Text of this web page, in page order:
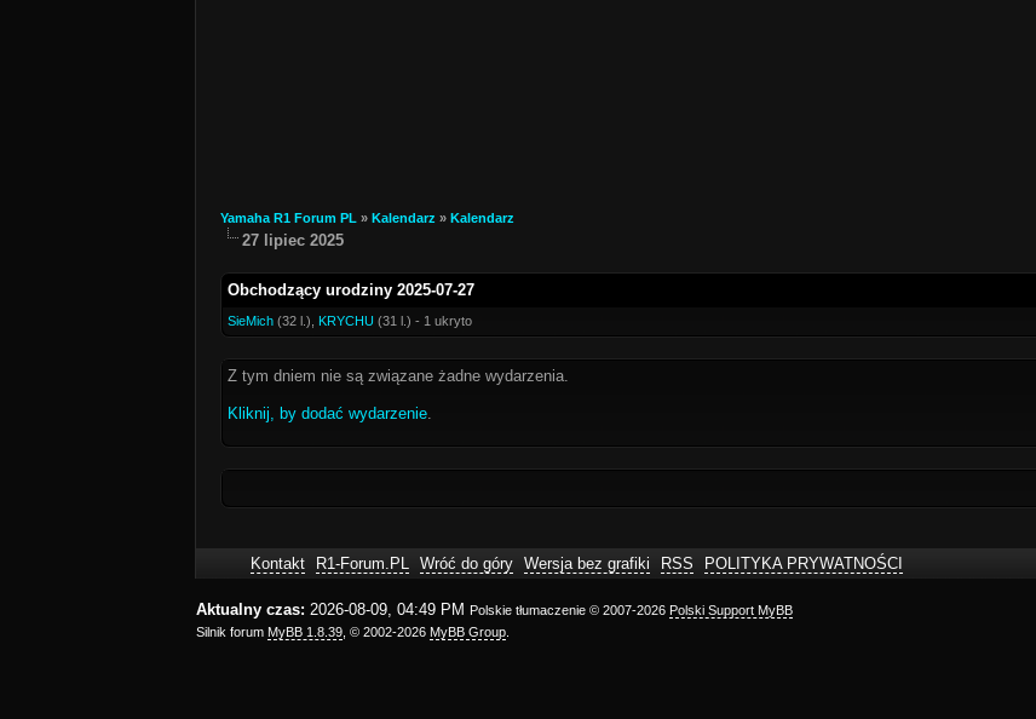
Yamaha R1 Forum PL » Kalendarz » Kalendarz
27 lipiec 2025
Obchodzący urodziny 2025-07-27
SieMich (32 l.), KRYCHU (31 l.) - 1 ukryto
Z tym dniem nie są związane żadne wydarzenia.
Kliknij, by dodać wydarzenie.
Kontakt R1-Forum.PL Wróć do góry Wersja bez grafiki RSS POLITYKA PRYWATNOŚCI
Aktualny czas: 2026-08-09, 04:49 PM Polskie tłumaczenie © 2007-2026 Polski Support MyBB
Silnik forum MyBB 1.8.39 , © 2002-2026 MyBB Group